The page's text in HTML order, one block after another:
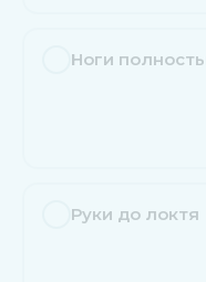
Ноги
Руки до локтя